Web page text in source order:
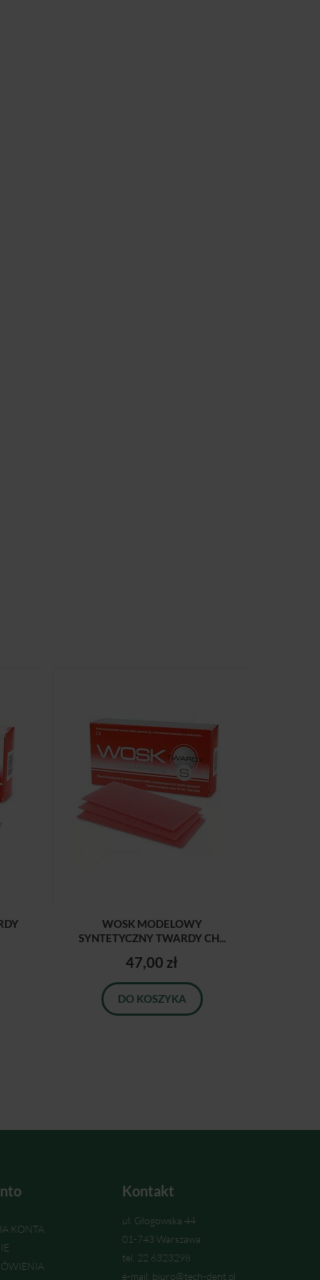
WOSK MODELOWY
SYNTETYCZNY TWARDY CH...
47,00 zł
DO KOSZYKA
KONTA
Kontakt
ul. Głogowska 44
01-743 Warszawa
tel. 22 6323298
e-mail: biuro@tech-dent.pl